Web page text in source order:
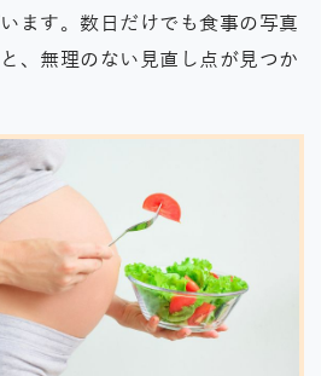
ます。数日だけでも食事の写真
、無理のない見直し点が見つか